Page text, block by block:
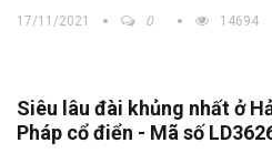
17/11/2021 0 14694
Siêu lâu đài khủng nhất ở
Pháp cổ điển - Mã số